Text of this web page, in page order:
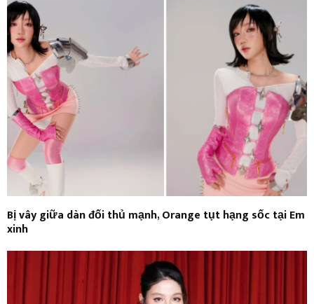
Bị vây giữa dàn đối thủ mạnh, Orange tụt hạng sốc tại Em
xinh